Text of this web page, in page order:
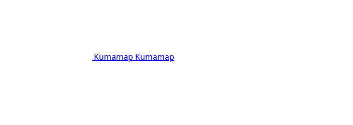
Kumamap Kumamap